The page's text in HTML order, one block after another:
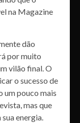
na Magazine
dão
por muito
vilão final. O
o sucesso de
um pouco mais
mas que
energia.